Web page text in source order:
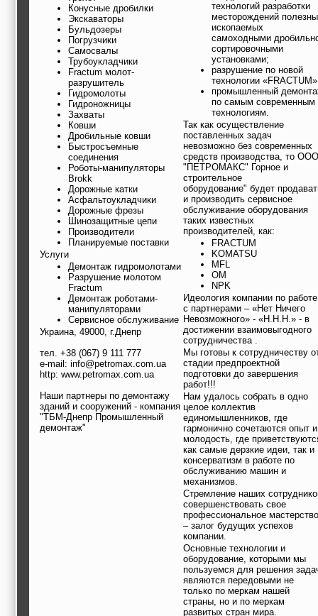
Конусные дробилки
Экскаваторы
Бульдозеры
Погрузчики
Самосвалы
Трубоукладчики
Fractum молот-
разрушитель
Гидромолоты
Гидроножницы
Захваты
Ковши
Дробильные ковши
Быстросъемные
соединения
Роботы-манипуляторы
Brokk
Дорожные катки
Асфальтоукладчики
Дорожные фрезы
Шинозащитные цепи
Производители
Планируемые поставки
Услуги
Демонтаж гидромолотами
Разрушение молотом
Fractum
Демонтаж роботами-
манипуляторами
Сервисное обслуживание
Украина, 49000, г.Днепр
тел. +38 (067) 9 111 777
e-mail: info@petromax.com.ua
http: www.petromax.com.ua
Наши партнеры по демонтажу
зданий и сооружений - компания
"ТБМ-Днепр Промышленный
демонтаж"
технологий разработки
месторождений
ископаемых
самоходными
сортировочными
установками;
разрушение по новой
технологии
промышленный
по самым современным
технологиям.
Так как осуществление
поставленных задач
невозможно без современных
средств производства, то ООО
"ПЕТРОМАКС" Горное и
строительное
оборудование" будет
и производить сервисное
обслуживание оборудования
таких известных
производителей, как:
FRACTUM
KOMATSU
MFL
OM
NPK
Идеология компании по работе
с партнерами – «Нет Ничего
Невозможного» - «Н.Н.Н.» - в
достижении взаимовыгодного
сотрудничества .
Мы готовы к сотрудничеству
стадии предпроектной
подготовки до завершения
работ!!!
Нам удалось собрать в одно
целое коллектив
единомышленников, где
гармонично сочетаются опыт и
молодость, где
как самые дерзкие идеи, так и
консерватизм в работе по
обслуживанию машин и
механизмов.
Стремление наших
совершенствовать свое
профессиональное мастерство
– залог будущих успехов
компании.
Основные технологии и
оборудование, которыми мы
пользуемся для решения
являются передовыми не
только по меркам нашей
страны, но и по меркам
развитых стран мира.